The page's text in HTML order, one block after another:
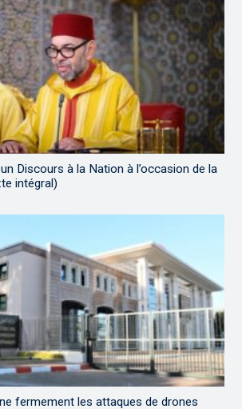
Discours à la Nation à l’occasion de la
intégral)
fermement les attaques de drones